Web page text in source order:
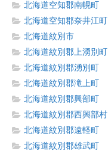
北海道空知郡南幌町
北海道空知郡奈井江町
北海道紋別市
北海道紋別郡上湧別町
北海道紋別郡湧別町
北海道紋別郡滝上町
北海道紋別郡興部町
北海道紋別郡西興部村
北海道紋別郡遠軽町
北海道紋別郡雄武町